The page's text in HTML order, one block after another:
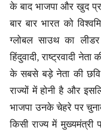
के बाद भाजपा और खुद
बार बार भारत को
ग्लोबल साउथ का
हिंदुवादी, राष्ट्रवादी
के सबसे बड़े नेता की छवि
राज्यों में होनी है और
भाजपा उनके चेहरे पर
किसी राज्य में मुख्यमंत्री